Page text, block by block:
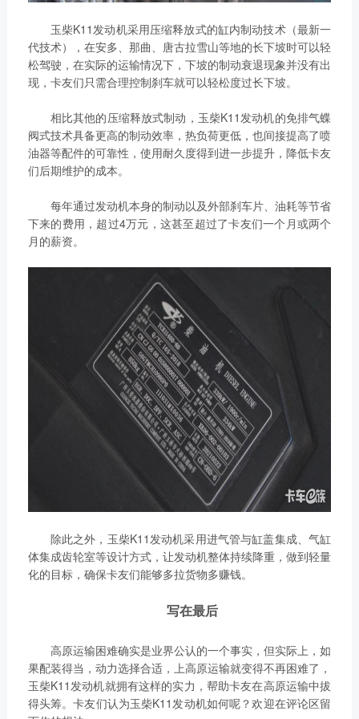
玉柴K11发动机采用压缩释放式的缸内制动技术（最新一
代技术），在安多、那曲、唐古拉雪山等地的长下坡时可以轻
松驾驶，在实际的运输情况下，下坡的制动衰退现象并没有出
现，卡友们只需合理控制刹车就可以轻松度过长下坡。
相比其他的压缩释放式制动，玉柴K11发动机的免排气蝶
阀式技术具备更高的制动效率，热负荷更低，也间接提高了喷
油器等配件的可靠性，使用耐久度得到进一步提升，降低卡友
们后期维护的成本。
每年通过发动机本身的制动以及外部刹车片、油耗等节省
下来的费用，超过4万元，这甚至超过了卡友们一个月或两个
月的薪资。
除此之外，玉柴K11发动机采用进气管与缸盖集成、气缸
体集成齿轮室等设计方式，让发动机整体持续降重，做到轻量
化的目标，确保卡友们能够多拉货物多赚钱。
写在最后
高原运输困难确实是业界公认的一个事实，但实际上，如
果配装得当，动力选择合适，上高原运输就变得不再困难了，
玉柴K11发动机就拥有这样的实力，帮助卡友在高原运输中拔
得头筹。卡友们认为玉柴K11发动机如何呢？欢迎在评论区留